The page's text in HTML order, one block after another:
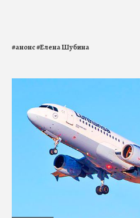
#анонс#Елена Шубина